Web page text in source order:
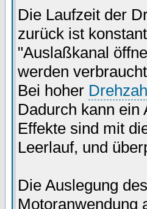
Die Laufzeit der
zurück ist
"Auslaßkanal
werden
Bei hoher
Dadurch kann ein
Effekte sind mit
Leerlauf, und
Die Auslegung
Motoranwendung